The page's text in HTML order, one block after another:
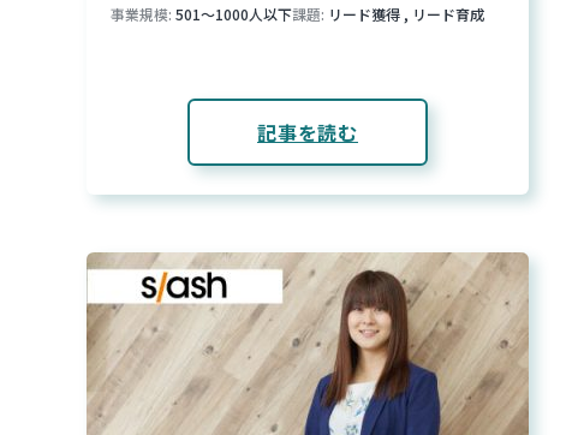
事業規模 501～1000人以下課題 リード獲得 , リード育成
記事を読む